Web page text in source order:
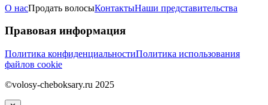
О насПродать волосыКонтактыНаши представительства
Правовая информация
Политика конфиденциальностиПолитика использования
файлов cookie
©volosy-cheboksary.ru 2025